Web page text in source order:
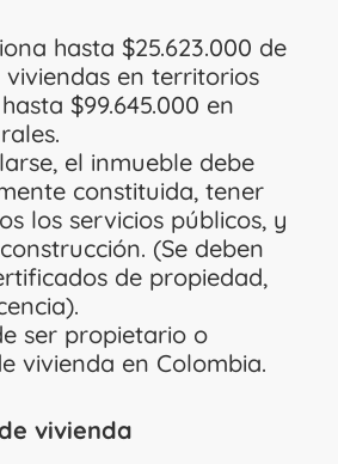
hasta $25.623.000 de
viviendas en territorios
$99.645.000 en
el inmueble debe
constituida, tener
los servicios públicos, y
(Se deben
de propiedad,
ser propietario o
vivienda en Colombia.
vivienda